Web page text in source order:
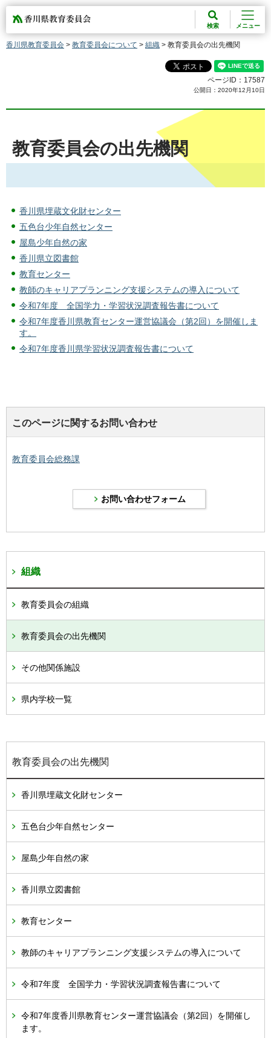
香川県教育委員会
検索 メニュー
香川県教育委員会 > 教育委員会について > 組織 > 教育委員会の出先機関
ページID：17587
公開日：2020年12月10日
教育委員会の出先機関
香川県埋蔵文化財センター
五色台少年自然センター
屋島少年自然の家
香川県立図書館
教育センター
教師のキャリアプランニング支援システムの導入について
令和7年度 全国学力・学習状況調査報告書について
令和7年度香川県教育センター運営協議会（第2回）を開催しま
す。
令和7年度香川県学習状況調査報告書について
このページに関するお問い合わせ
教育委員会総務課
組織
教育委員会の組織
教育委員会の出先機関
その他関係施設
県内学校一覧
教育委員会の出先機関
香川県埋蔵文化財センター
五色台少年自然センター
屋島少年自然の家
香川県立図書館
教育センター
教師のキャリアプランニング支援システムの導入について
令和7年度 全国学力・学習状況調査報告書について
令和7年度香川県教育センター運営協議会（第2回）を開催し
ます。